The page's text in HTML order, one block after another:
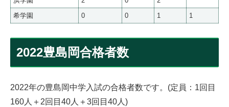
希学園
0 0 1 1
2022豊島岡合格者数
2022年の豊島岡中学入試の合格者数です。(定員：1回目
160人＋2回目40人＋3回目40人)